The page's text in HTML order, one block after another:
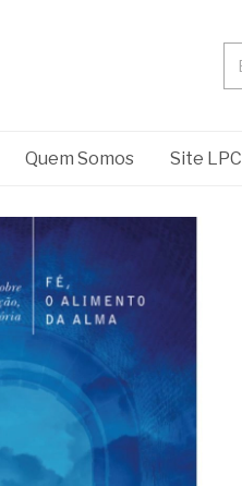
Quem Somos Site LPC